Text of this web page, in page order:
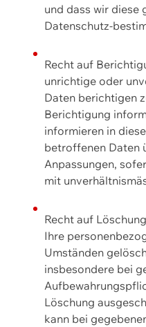
und dass wir diese
Datenschutz-
Recht auf
unrichtige oder
Daten berichtigen
Berichtigung
informieren in
betroffenen Daten
Anpassungen,
mit
Recht auf
Ihre
Umständen
insbesondere bei
Löschung
kann bei